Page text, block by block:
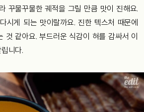
꾸물꾸물한 궤적을 그릴 만큼 맛이 진해요.
시게 되는 맛이랄까요. 진한 텍스처 때문에
것 같아요. 부드러운 식감이 혀를 감싸서 이
니다.